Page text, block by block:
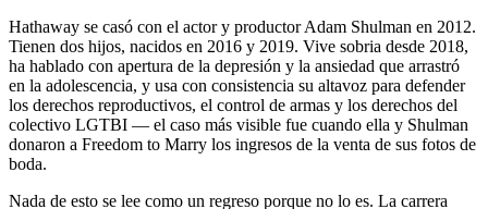
Hathaway se casó con el actor y productor Adam Shulman en 2012.
Tienen dos hijos, nacidos en 2016 y 2019. Vive sobria desde 2018,
ha hablado con apertura de la depresión y la ansiedad que arrastró
en la adolescencia, y usa con consistencia su altavoz para defender
los derechos reproductivos, el control de armas y los derechos del
colectivo LGTBI — el caso más visible fue cuando ella y Shulman
donaron a Freedom to Marry los ingresos de la venta de sus fotos de
boda.
Nada de esto se lee como un regreso porque no lo es. La carrera